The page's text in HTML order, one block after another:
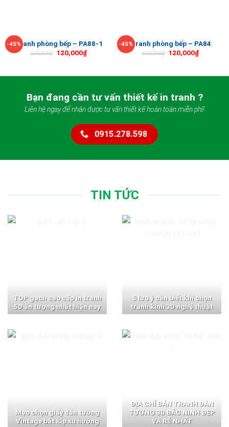
-45%Tranh phòng bếp – PA88-1
220,000₫ 120,000₫
-45%Tranh phòng bếp – PA84
220,000₫ 120,000₫
Bạn đang cần tư vấn thiết kế in tranh ?
Liên hệ ngay để nhận được tư vấn thiết kế hoàn toàn miễn phí!
0915.278.598
TIN TỨC
TOP gạch cao cấp in tranh
5D ấn tượng nhất hiện nay
5 lưu ý cần biết khi chọn
tranh kính 3D nghệ thuật
Mẹo chọn giấy dán tường
Vintage bắt kịp xu hướng
ĐỊA CHỈ BÁN TRANH DÁN
TƯỜNG 3D BẮC NINH ĐẸP
VÀ RẺ NHẤT